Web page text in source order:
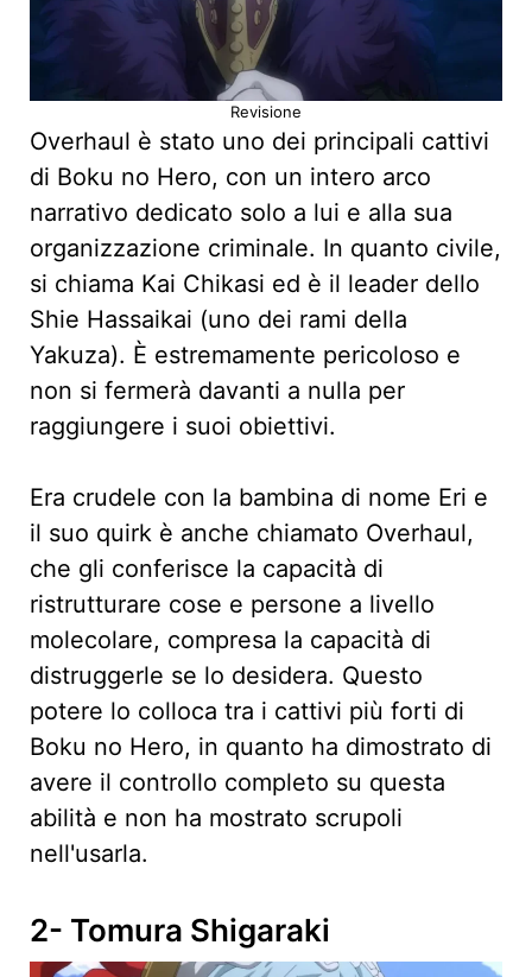
Revisione
Overhaul è stato uno dei principali cattivi
di Boku no Hero, con un intero arco
narrativo dedicato solo a lui e alla sua
organizzazione criminale. In quanto civile,
si chiama Kai Chikasi ed è il leader dello
Shie Hassaikai (uno dei rami della
Yakuza). È estremamente pericoloso e
non si fermerà davanti a nulla per
raggiungere i suoi obiettivi.
Era crudele con la bambina di nome Eri e
il suo quirk è anche chiamato Overhaul,
che gli conferisce la capacità di
ristrutturare cose e persone a livello
molecolare, compresa la capacità di
distruggerle se lo desidera. Questo
potere lo colloca tra i cattivi più forti di
Boku no Hero, in quanto ha dimostrato di
avere il controllo completo su questa
abilità e non ha mostrato scrupoli
nell'usarla.
2- Tomura Shigaraki